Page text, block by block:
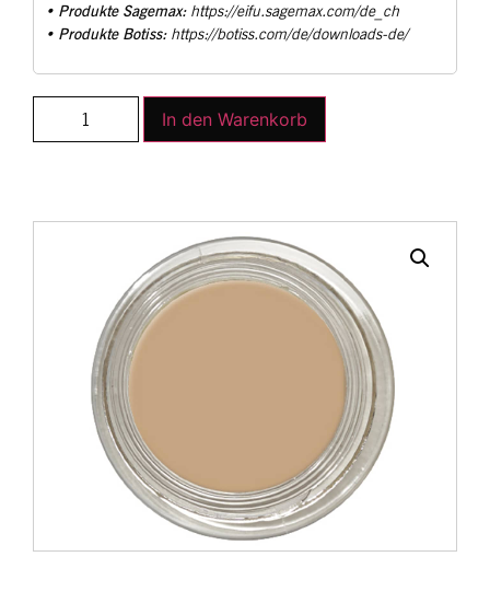
• Produkte Sagemax: https://eifu.sagemax.com/de_ch
• Produkte Botiss: https://botiss.com/de/downloads-de/
In den Warenkorb